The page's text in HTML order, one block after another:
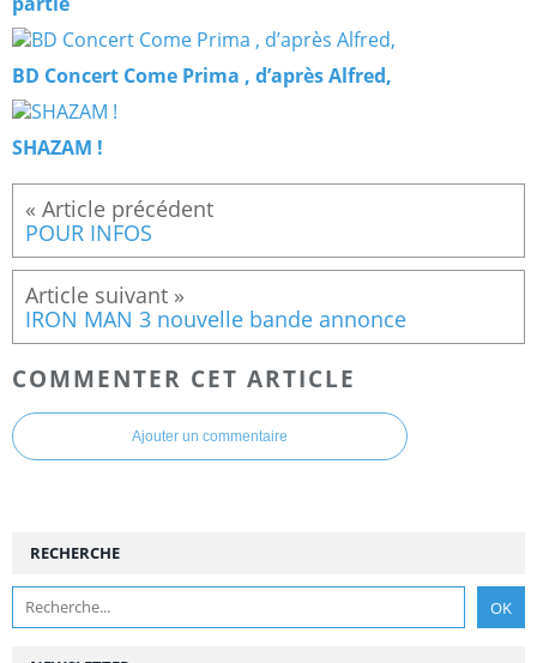
BD Concert Come Prima , d’après Alfred,
SHAZAM !
POUR INFOS
IRON MAN 3 nouvelle bande annonce
COMMENTER CET ARTICLE
Ajouter un commentaire
RECHERCHE